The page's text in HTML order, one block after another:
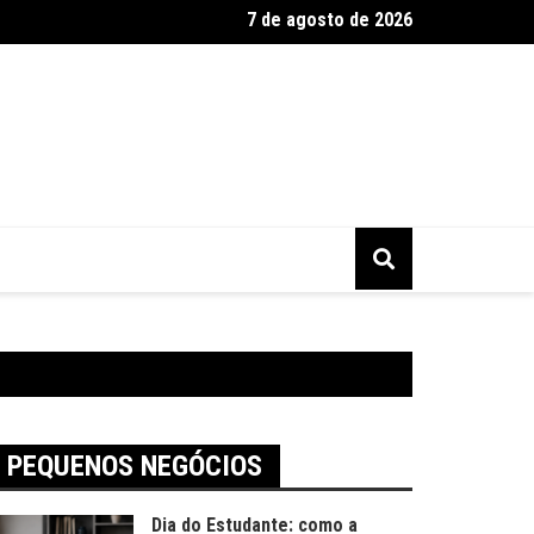
2025 tem alta busca por presentes artesanais
7 de agosto de 2026
PEQUENOS NEGÓCIOS
Dia do Estudante: como a